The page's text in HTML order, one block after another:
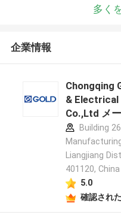
多く
企業情報
Chongqing
& Electrical
Co.,Ltd メ
ル
Building
Liangjiang
401120, China
5.0
確認され